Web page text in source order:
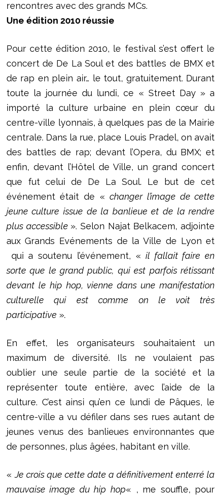
rencontres avec des grands MCs.
Une édition 2010 réussie
Pour cette édition 2010, le festival s’est offert le
concert de De La Soul et des battles de BMX et
de rap en plein air… le tout, gratuitement. Durant
toute la journée du lundi, ce « Street Day » a
importé la culture urbaine en plein cœur du
centre-ville lyonnais, à quelques pas de la Mairie
centrale. Dans la rue, place Louis Pradel, on avait
des battles de rap; devant l’Opera, du BMX; et
enfin, devant l’Hôtel de Ville, un grand concert
que fut celui de De La Soul. Le but de cet
événement était de «changer l’image de cette
jeune culture issue de la banlieue et de la rendre
plus accessible ». Selon Najat Belkacem, adjointe
aux Grands Evénements de la Ville de Lyon et
qui a soutenu l’événement, « il fallait faire en
sorte que le grand public, qui est parfois rétissant
devant le hip hop, vienne dans une manifestation
culturelle qui est comme on le voit très
participative ».
En effet, les organisateurs souhaitaient un
maximum de diversité. Ils ne voulaient pas
oublier une seule partie de la société et la
représenter toute entière, avec l’aide de la
culture. C’est ainsi qu’en ce lundi de Pâques, le
centre-ville a vu défiler dans ses rues autant de
jeunes venus des banlieues environnantes que
de personnes, plus âgées, habitant en ville.
«Je crois que cette date a définitivement enterré la
mauvaise image du hip hop« , me souffle, pour